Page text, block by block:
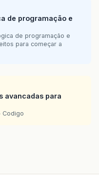
de programação e
de programação e
para começar a
avancadas para
Codigo